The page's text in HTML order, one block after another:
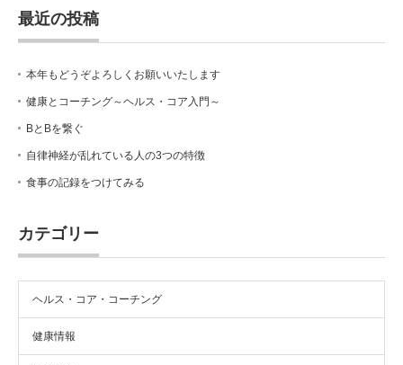
最近の投稿
本年もどうぞよろしくお願いいたします
健康とコーチング～ヘルス・コア入門～
BとBを繋ぐ
自律神経が乱れている人の3つの特徴
食事の記録をつけてみる
カテゴリー
ヘルス・コア・コーチング
健康情報